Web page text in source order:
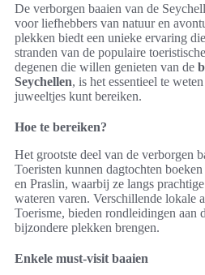
De verborgen baaien van de
voor liefhebbers van natuur en
plekken biedt een unieke ervaring
stranden van de populaire
degenen die willen genieten van de
Seychellen, is het essentieel te
juweeltjes kunt bereiken.
Hoe te bereiken?
Het grootste deel van de verborgen
Toeristen kunnen dagtochten
en Praslin, waarbij ze langs
wateren varen. Verschillende lokale
Toerisme, bieden rondleidingen aan
bijzondere plekken brengen.
Enkele must-visit baaien